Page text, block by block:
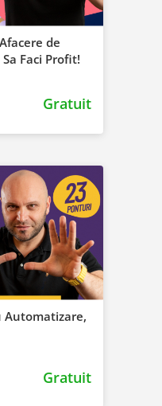
de
Faci Profit!
Gratuit
Gratuit